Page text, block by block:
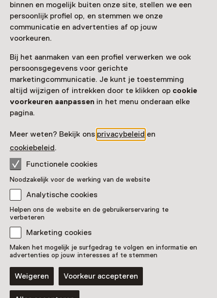
binnen en mogelijk buiten onze site, stellen we een
persoonlijk profiel op, en stemmen we onze
communicatie en advertenties af op jouw
voorkeuren.
Bij het aanmaken van een profiel verwerken we ook
persoonsgegevens voor gerichte
marketingcommunicatie. Je kunt je toestemming
altijd wijzigen of intrekken door te klikken op cookie
voorkeuren aanpassen in het menu onderaan elke
pagina.
Meer weten? Bekijk ons privacybeleid en
cookiebeleid.
Functionele cookies
Noodzakelijk voor de werking van de website
Analytische cookies
Helpen ons de website en de gebruikerservaring te
verbeteren
Marketing cookies
Maken het mogelijk je surfgedrag te volgen en informatie en
advertenties op jouw interesses af te stemmen
Weigeren Voorkeur accepteren
Nederlands Openluchtmuseum
Hoeferlaan 4
6816 SG Arnhem
Route plannen
026 - 35 76 111
Vandaag open van 10:00 tot 17:00 uur
Meer openingstijden
Zien & doen in
Nederlands
Openluchtmuseum